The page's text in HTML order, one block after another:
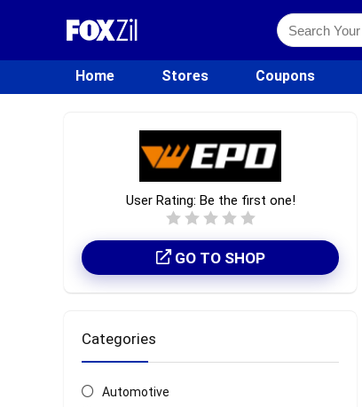
Home Stores Coupons
User Rating: Be the first one!
GO TO SHOP
Categories
Automotive